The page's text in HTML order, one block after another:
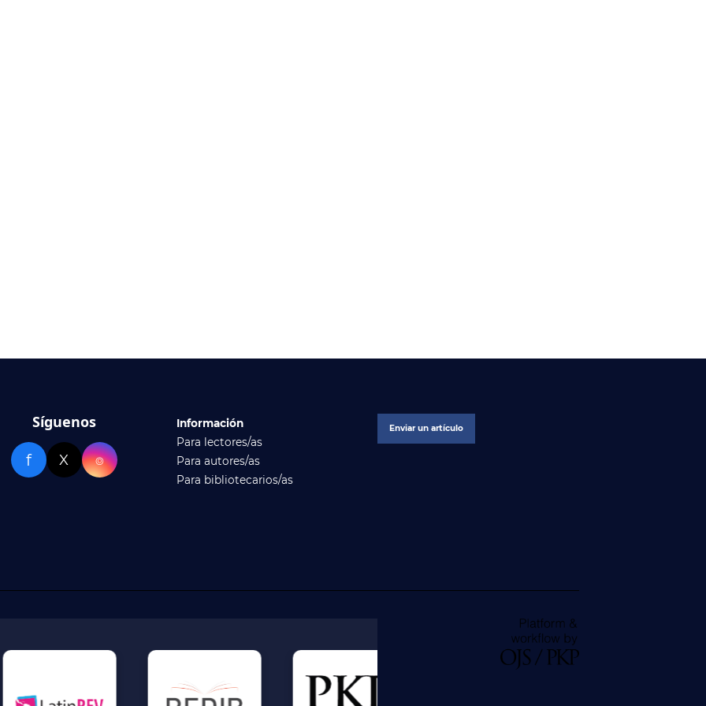
Síguenos
f X ⌾
Información
Para lectores/as
Para autores/as
Para bibliotecarios/as
Enviar un artículo